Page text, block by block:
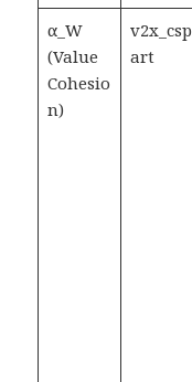
α_W
(Value
Cohesio
n)
v2x_csp
art